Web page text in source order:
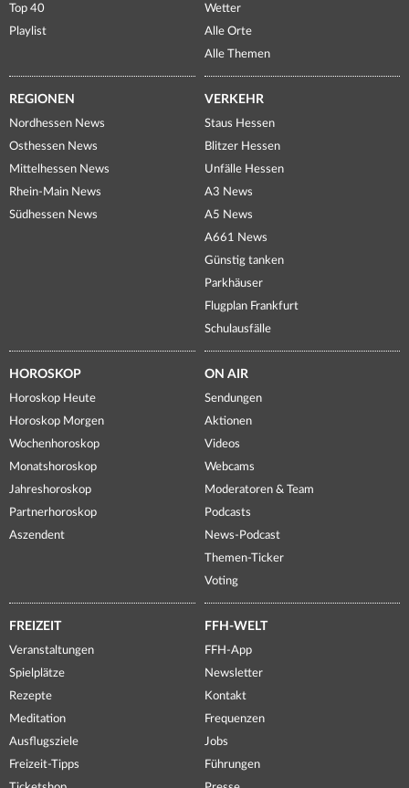
Top 40
Playlist
Wetter
Alle Orte
Alle Themen
REGIONEN
Nordhessen News
Osthessen News
Mittelhessen News
Rhein-Main News
Südhessen News
VERKEHR
Staus Hessen
Blitzer Hessen
Unfälle Hessen
A3 News
A5 News
A661 News
Günstig tanken
Parkhäuser
Flugplan Frankfurt
Schulausfälle
HOROSKOP
Horoskop Heute
Horoskop Morgen
Wochenhoroskop
Monatshoroskop
Jahreshoroskop
Partnerhoroskop
Aszendent
ON AIR
Sendungen
Aktionen
Videos
Webcams
Moderatoren & Team
Podcasts
News-Podcast
Themen-Ticker
Voting
FREIZEIT
Veranstaltungen
Spielplätze
Rezepte
Meditation
Ausflugsziele
Freizeit-Tipps
FFH-WELT
FFH-App
Newsletter
Kontakt
Frequenzen
Jobs
Führungen